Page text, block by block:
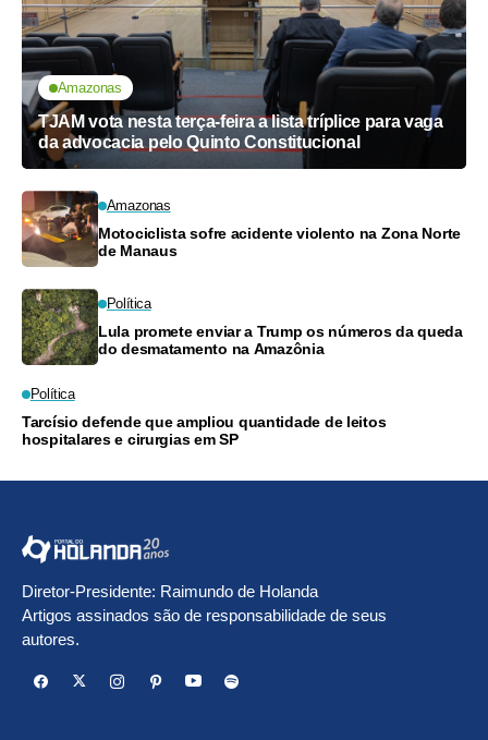
Amazonas
TJAM vota nesta terça-feira a lista tríplice para vaga
da advocacia pelo Quinto Constitucional
Amazonas
Motociclista sofre acidente violento na Zona Norte
de Manaus
Política
Lula promete enviar a Trump os números da queda
do desmatamento na Amazônia
Política
Tarcísio defende que ampliou quantidade de leitos
hospitalares e cirurgias em SP
Diretor-Presidente: Raimundo de Holanda
Artigos assinados são de responsabilidade de seus
autores.